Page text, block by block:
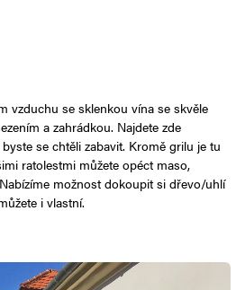
vzduchu se sklenkou vína se skvěle
a zahrádkou. Najdete zde
se chtěli zabavit. Kromě grilu je tu
ratolestmi můžete opéct maso,
možnost dokoupit si dřevo/uhlí
i vlastní.